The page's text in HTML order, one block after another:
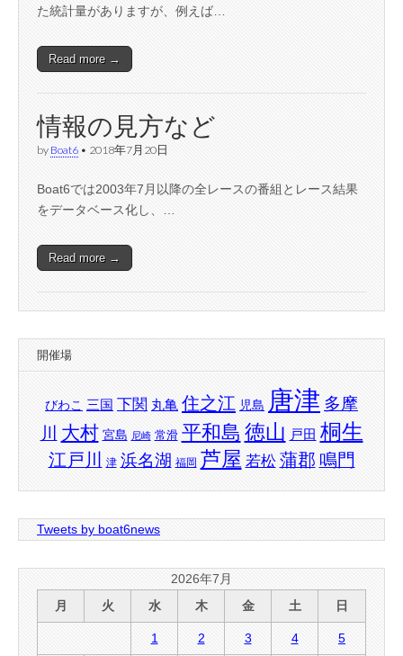
た統計量がありますが、例えば…
Read more →
情報の見方など
by Boat6 • 2018年7月20日
Boat6では2003年7月以降の全レースの番組とレース結果
をデータベース化し、…
Read more →
開催場
びわこ 三国 下関 丸亀 住之江 児島 唐津 多摩
川
大村 宮島 尼崎 常滑 平和島 徳山 戸田 桐生
江戸川 津 浜名湖 福岡 芦屋 若松 蒲郡 鳴門
Tweets by boat6news
2026年7月
月
火 水 木 金 土 日
1 2 3 4 5